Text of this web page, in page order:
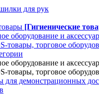
для рук
[Гигиенические
оборудование и
товары, торговое
оборудование и
товары, торговое
для демонстрационных